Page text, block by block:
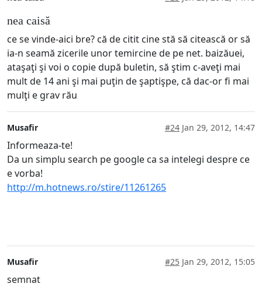
nea caisă
ce se vinde-aici bre? că de citit cine stă să citească or să
ia-n seamă zicerile unor temircine de pe net. baizăuei,
ataşaţi şi voi o copie după buletin, să ştim c-aveţi mai
mult de 14 ani şi mai puţin de şaptişpe, că dac-or fi mai
mulţi e grav rău
Musafir #24 Jan 29, 2012, 14:47
Informeaza-te!
Da un simplu search pe google ca sa intelegi despre ce
e vorba!
http://m.hotnews.ro/stire/11261265
Musafir #25 Jan 29, 2012, 15:05
semnat